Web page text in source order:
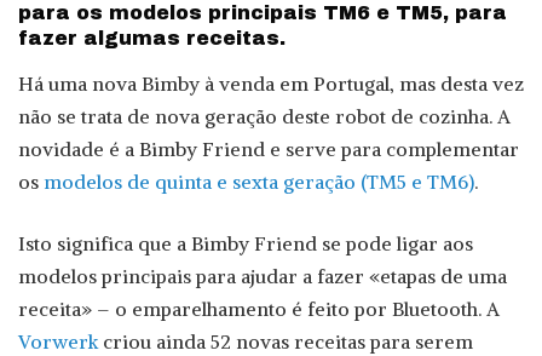
para os modelos principais TM6 e TM5, para
fazer algumas receitas.
Há uma nova Bimby à venda em Portugal, mas desta vez
não se trata de nova geração deste robot de cozinha. A
novidade é a Bimby Friend e serve para complementar
os modelos de quinta e sexta geração (TM5 e TM6).
Isto significa que a Bimby Friend se pode ligar aos
modelos principais para ajudar a fazer «etapas de uma
receita» – o emparelhamento é feito por Bluetooth. A
Vorwerkcriou ainda 52 novas receitas para serem